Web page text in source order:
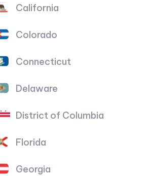
California
Colorado
Connecticut
Delaware
District of Columbia
Florida
Georgia